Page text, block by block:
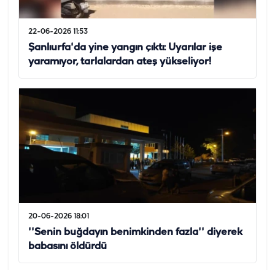
22-06-2026 11:53
Şanlıurfa'da yine yangın çıktı: Uyarılar işe
yaramıyor, tarlalardan ateş yükseliyor!
20-06-2026 18:01
''Senin buğdayın benimkinden fazla'' diyerek
babasını öldürdü